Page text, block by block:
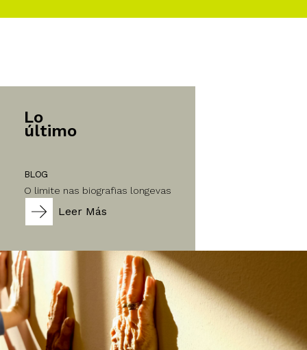
Lo
último
BLOG
O limite nas biografias longevas
Leer Más